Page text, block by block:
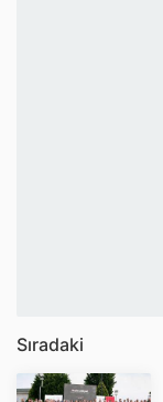
Sıradaki